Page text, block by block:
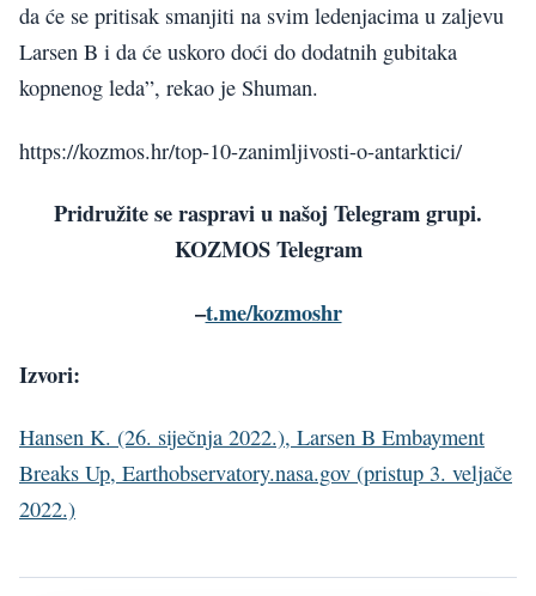
da će se pritisak smanjiti na svim ledenjacima u zaljevu
Larsen B i da će uskoro doći do dodatnih gubitaka
kopnenog leda”, rekao je Shuman.
https://kozmos.hr/top-10-zanimljivosti-o-antarktici/
Pridružite se raspravi u našoj Telegram grupi.
KOZMOS Telegram
–t.me/kozmoshr
Izvori:
Hansen K. (26. siječnja 2022.), Larsen B Embayment
Breaks Up, Earthobservatory.nasa.gov (pristup 3. veljače
2022.)